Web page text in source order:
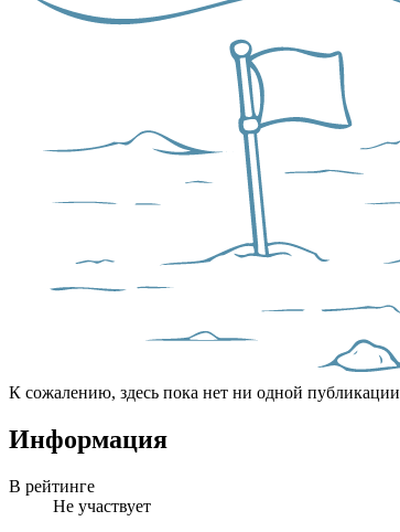
К сожалению, здесь пока нет ни одной публикации
Информация
В рейтинге
Не участвует